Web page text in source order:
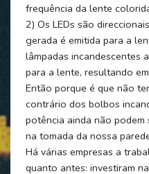
frequência da lente
2) Os LEDs são
gerada é emitida para a
lâmpadas incandescentes
para a lente, resultando
Então porque é que não
contrário dos bolbos
potência ainda não
na tomada da nossa
Há várias empresas a
quanto antes: investiram